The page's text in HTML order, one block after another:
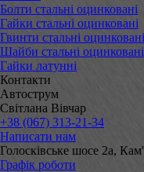
Болти стальні оцинковані
Гайки стальні оцинковані
Гвинти стальні оцинковані
Шайби стальні оцинковані
Гайки латунні
Контакти
Автострум
Світлана Вівчар
+38 (067) 313-21-34
Написати нам
Голосківське шосе 2а,
Графік роботи